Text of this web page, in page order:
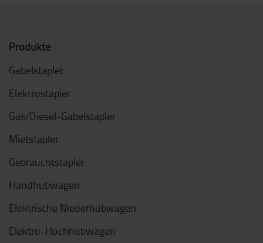
Produkte
Gabelstapler
Elektrostapler
Gas/Diesel-Gabelstapler
Mietstapler
Gebrauchtstapler
Handhubwagen
Elektrische Niederhubwagen
Elektro-Hochhubwagen